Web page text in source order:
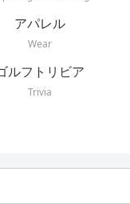
アパレル
Wear
ルフトリビア
Trivia